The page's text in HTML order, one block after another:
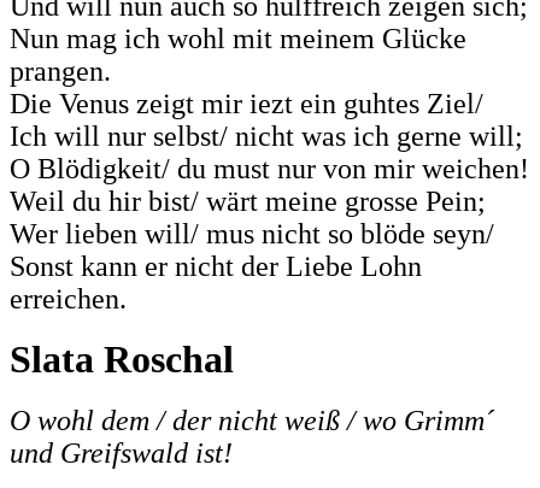
Nun mag ich wohl mit meinem Glücke
prangen.
Die Venus zeigt mir iezt ein guhtes Ziel/
Ich will nur selbst/ nicht was ich gerne will;
O Blödigkeit/ du must nur von mir weichen!
Weil du hir bist/ wärt meine grosse Pein;
Wer lieben will/ mus nicht so blöde seyn/
Sonst kann er nicht der Liebe Lohn
erreichen.
Slata Roschal
O wohl dem / der nicht weiß / wo Grimm´
und Greifswald ist!